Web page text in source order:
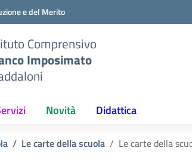
e del Merito
Comprensivo
Imposimato
Novità Didattica
Le carte della scuola Le carte della